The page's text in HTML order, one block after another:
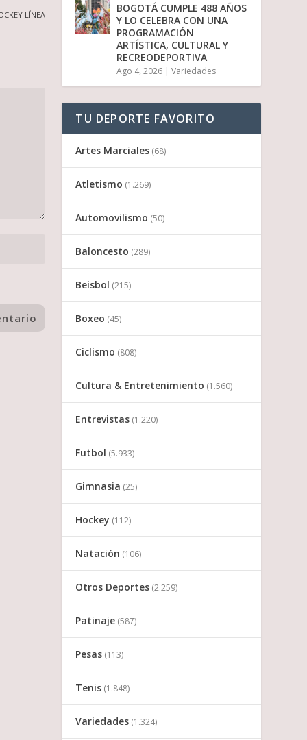
LÍNEA
BOGOTÁ CUMPLE 488 AÑOS
Y LO CELEBRA CON UNA
PROGRAMACIÓN
ARTÍSTICA, CULTURAL Y
RECREODEPORTIVA
Ago 4, 2026 |Variedades
TU DEPORTE FAVORITO
Artes Marciales (68)
Atletismo (1.269)
Automovilismo (50)
Baloncesto (289)
Beisbol (215)
Boxeo (45)
Ciclismo (808)
Cultura & Entretenimiento (1.560)
Entrevistas (1.220)
Futbol (5.933)
Gimnasia (25)
Hockey (112)
Natación (106)
Otros Deportes (2.259)
Patinaje (587)
Pesas (113)
Tenis (1.848)
Variedades (1.324)